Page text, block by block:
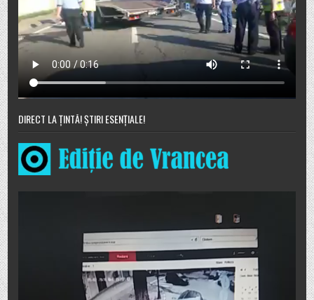
DIRECT LA ȚINTĂ! ȘTIRI ESENȚIALE!